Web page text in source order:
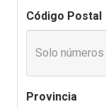
Código Postal
Provincia